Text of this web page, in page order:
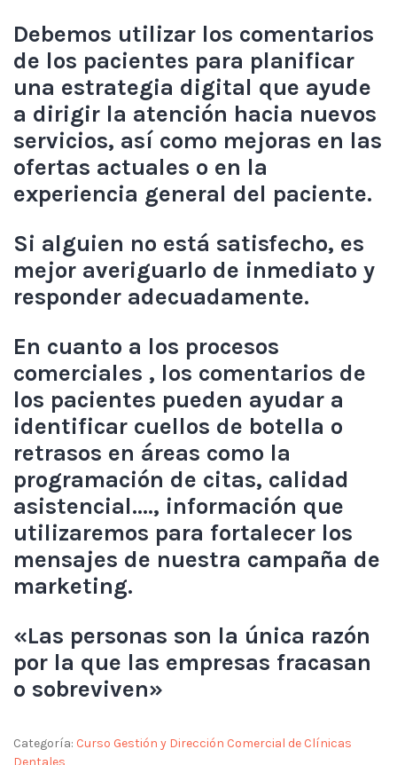
Debemos utilizar los comentarios
de los pacientes para planificar
una estrategia digital que ayude
a dirigir la atención hacia nuevos
servicios, así como mejoras en las
ofertas actuales o en la
experiencia general del paciente.
Si alguien no está satisfecho, es
mejor averiguarlo de inmediato y
responder adecuadamente.
En cuanto a los procesos
comerciales , los comentarios de
los pacientes pueden ayudar a
identificar cuellos de botella o
retrasos en áreas como la
programación de citas, calidad
asistencial…., información que
utilizaremos para fortalecer los
mensajes de nuestra campaña de
marketing.
«Las personas son la única razón
por la que las empresas fracasan
o sobreviven»
Categoría: Curso Gestión y Dirección Comercial de Clínicas
Dentales